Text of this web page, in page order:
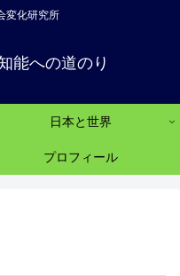
変化研究所
能への道のり
日本と世界
プロフィール